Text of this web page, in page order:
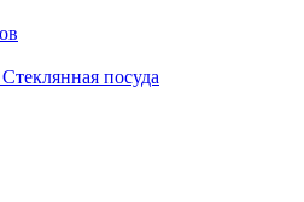
Стеклянная посуда